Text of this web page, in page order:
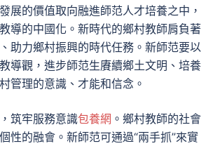
展的價值取向融進師范人才培養之中，
導的中國化。新時代的鄉村教師肩負著
助力鄉村振興的時代任務。新師范要以
導觀，進步師范生賡續鄉土文明、培養
管理的意識、才能和信念。
筑牢服務意識包養網 。鄉村教師的社會
性的融會。新師范可通過“兩手抓”來實